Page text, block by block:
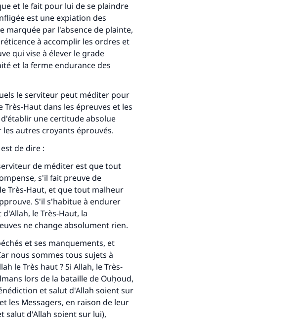
et le fait pour lui de se plaindre
est une expiation des
marquée par l'absence de plainte,
à accomplir les ordres et
qui vise à élever le grade
et la ferme endurance des
le serviteur peut méditer pour
Haut dans les épreuves et les
une certitude absolue
autres croyants éprouvés.
de dire :
de méditer est que tout
s'il fait preuve de
Très-Haut, et que tout malheur
S'il s'habitue à endurer
le Très-Haut, la
ne change absolument rien.
et ses manquements, et
nous sommes tous sujets à
le Très haut ? Si Allah, le Très-
lors de la bataille de Ouḥoud,
et salut d'Allah soient sur
les Messagers, en raison de leur
salut d'Allah soient sur lui),